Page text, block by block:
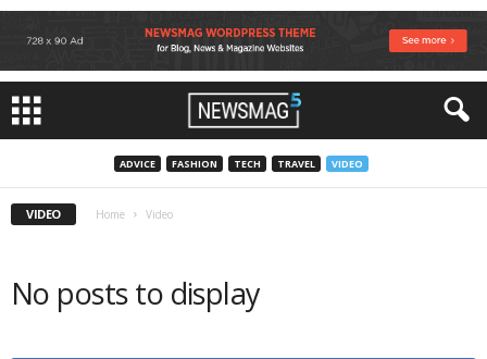
ADVICE FASHION TECH TRAVEL VIDEO
VIDEO Home Video
No posts to display